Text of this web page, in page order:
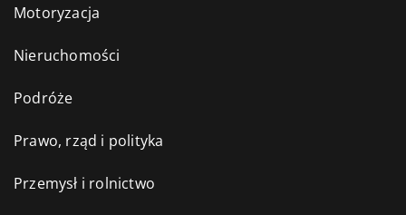
Motoryzacja
Nieruchomości
Podróże
Prawo, rząd i polityka
Przemysł i rolnictwo